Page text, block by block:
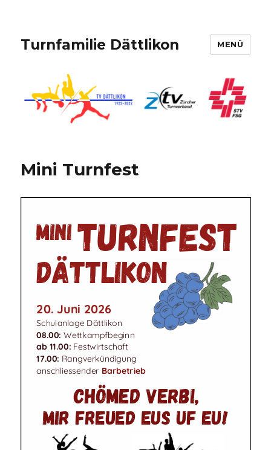
Turnfamilie Dättlikon MENÜ
Mini Turnfest